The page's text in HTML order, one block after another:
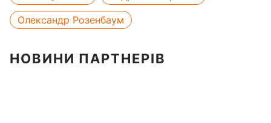
Олександр Розенбаум
НОВИНИ ПАРТНЕРІВ